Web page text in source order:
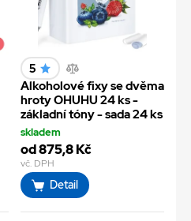
5
Alkoholové fixy se dvěma
hroty OHUHU 24 ks -
základní tóny - sada 24 ks
skladem
od 875,8 Kč
vč. DPH
Detail